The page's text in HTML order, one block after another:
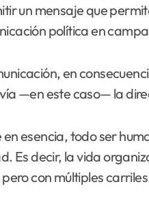
un mensaje que
política en
en
—en este caso— la
en esencia, todo ser
Es decir, la vida
con múltiples